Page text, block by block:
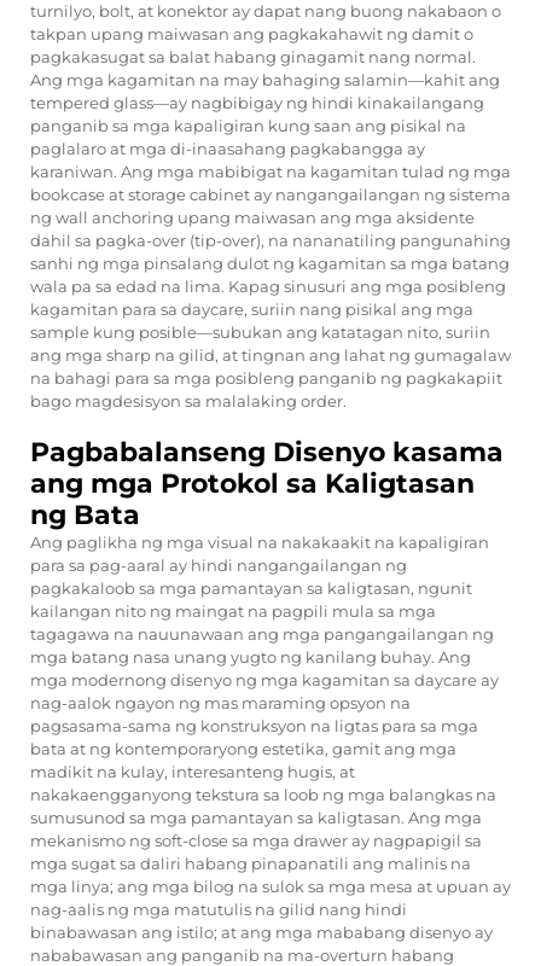
turnilyo, bolt, at konektor ay dapat nang buong nakabaon o
takpan upang maiwasan ang pagkakahawit ng damit o
pagkakasugat sa balat habang ginagamit nang normal.
Ang mga kagamitan na may bahaging salamin—kahit ang
tempered glass—ay nagbibigay ng hindi kinakailangang
panganib sa mga kapaligiran kung saan ang pisikal na
paglalaro at mga di-inaasahang pagkabangga ay
karaniwan. Ang mga mabibigat na kagamitan tulad ng mga
bookcase at storage cabinet ay nangangailangan ng sistema
ng wall anchoring upang maiwasan ang mga aksidente
dahil sa pagka-over (tip-over), na nananatiling pangunahing
sanhi ng mga pinsalang dulot ng kagamitan sa mga batang
wala pa sa edad na lima. Kapag sinusuri ang mga posibleng
kagamitan para sa daycare, suriin nang pisikal ang mga
sample kung posible—subukan ang katatagan nito, suriin
ang mga sharp na gilid, at tingnan ang lahat ng gumagalaw
na bahagi para sa mga posibleng panganib ng pagkakapiit
bago magdesisyon sa malalaking order.
Pagbabalanseng Disenyo kasama
ang mga Protokol sa Kaligtasan
ng Bata
Ang paglikha ng mga visual na nakakaakit na kapaligiran
para sa pag-aaral ay hindi nangangailangan ng
pagkakaloob sa mga pamantayan sa kaligtasan, ngunit
kailangan nito ng maingat na pagpili mula sa mga
tagagawa na nauunawaan ang mga pangangailangan ng
mga batang nasa unang yugto ng kanilang buhay. Ang
mga modernong disenyo ng mga kagamitan sa daycare ay
nag-aalok ngayon ng mas maraming opsyon na
pagsasama-sama ng konstruksyon na ligtas para sa mga
bata at ng kontemporaryong estetika, gamit ang mga
madikit na kulay, interesanteng hugis, at
nakakaengganyong tekstura sa loob ng mga balangkas na
sumusunod sa mga pamantayan sa kaligtasan. Ang mga
mekanismo ng soft-close sa mga drawer ay nagpapigil sa
mga sugat sa daliri habang pinapanatili ang malinis na
mga linya; ang mga bilog na sulok sa mga mesa at upuan ay
nag-aalis ng mga matutulis na gilid nang hindi
binabawasan ang istilo; at ang mga mababang disenyo ay
nababawasan ang panganib na ma-overturn habang